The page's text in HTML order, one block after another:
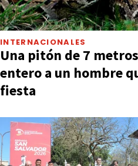
INTERNACIONALES
Una pitón de 7
entero a un hombre
fiesta